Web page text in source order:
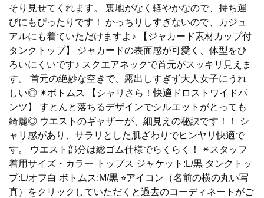
そり見せてくれます。 裏地がなく軽やかなので、持ち運
びにもぴったりです！ かっちりしすぎないので、カジュ
アルにも着ていただけますよ♪ 【ジャカード素材カップ付
タンクトップ】 ジャカードの表面感が可愛く、体型をひ
ろいにくいです♪ スクエアネックで首元がスッキリ見えま
す。 首元の絶妙な空きで、露出しすぎず大人女子にうれ
しい◎ ✴︎ボトムス 【シャリさら！快適ドロストワイドパ
ンツ】 すとんと落ちるデザインでシルエットがとっても
綺麗◎ ウエストのギャザーが、細見えの秘訣です！！ シ
ャリ感があり、サラリとした肌ざわりでヒンヤリ快適で
す。 ウエスト部分は総ゴム仕様でらくらく！ ✴︎スタッフ
着用サイズ・カラー トップス ジャケット:L/黒 タンクトッ
プ:L/オフ白 ボトムス:M/黒 ⭐︎アイコン（名前の横の丸い写
真）をクリックしていただくと過去のコーディネートがご